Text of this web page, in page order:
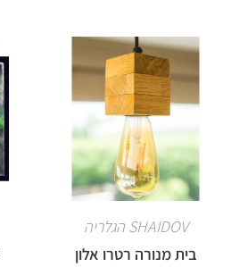
SHAIDOV הגלריה
בית מנורה רטרו אלון